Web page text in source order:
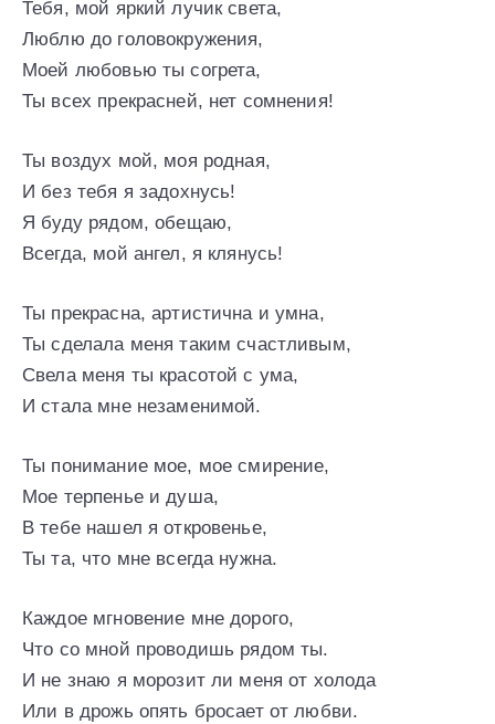
Тебя, мой яркий лучик света,
Люблю до головокружения,
Моей любовью ты согрета,
Ты всех прекрасней, нет сомнения!
Ты воздух мой, моя родная,
И без тебя я задохнусь!
Я буду рядом, обещаю,
Всегда, мой ангел, я клянусь!
Ты прекрасна, артистична и умна,
Ты сделала меня таким счастливым,
Свела меня ты красотой с ума,
И стала мне незаменимой.
Ты понимание мое, мое смирение,
Мое терпенье и душа,
В тебе нашел я откровенье,
Ты та, что мне всегда нужна.
Каждое мгновение мне дорого,
Что со мной проводишь рядом ты.
И не знаю я морозит ли меня от холода
Или в дрожь опять бросает от любви.